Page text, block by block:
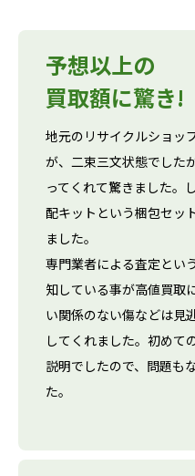
予想以上の
買取額に驚き!
地元のリサイクルショッ
が、二束三文状態でした
ってくれて驚きました。
配キットという梱包セッ
ました。
専門業者による査定とい
知している事が高値買取
い関係のない傷などは見
してくれました。初めて
説明でしたので、問題も
た。